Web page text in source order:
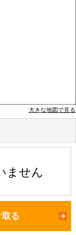
大きな地図で見る
ません
る